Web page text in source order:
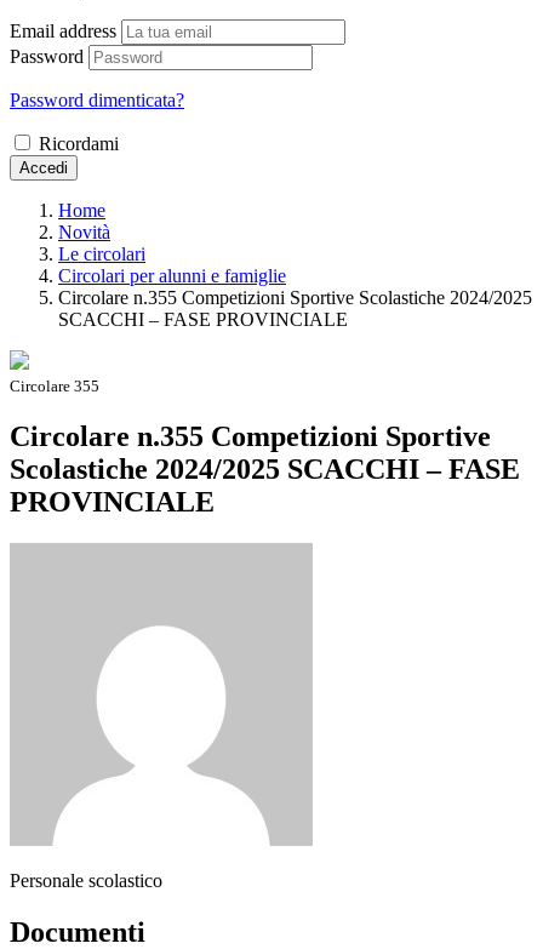
Email address
Password
Password dimenticata?
Ricordami
Accedi
Home
Novità
Le circolari
Circolari per alunni e famiglie
Circolare n.355 Competizioni Sportive Scolastiche 2024/2025
SCACCHI – FASE PROVINCIALE
Circolare 355
Circolare n.355 Competizioni Sportive
Scolastiche 2024/2025 SCACCHI – FASE
PROVINCIALE
Personale scolastico
Documenti